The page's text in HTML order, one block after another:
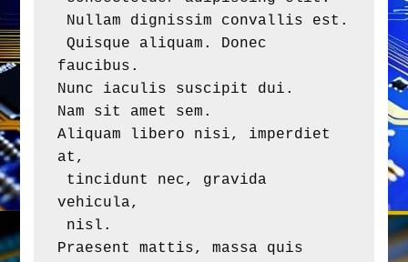
faucibus.
Nunc iaculis suscipit dui.
Nam sit amet sem.
Aliquam libero nisi, imperdiet
at,
vehicula,
Praesent mattis, massa quis